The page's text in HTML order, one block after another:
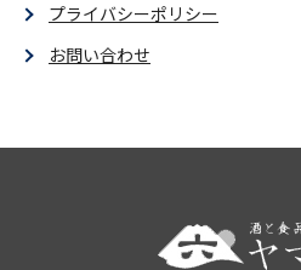
プライバシーポリシー
お問い合わせ